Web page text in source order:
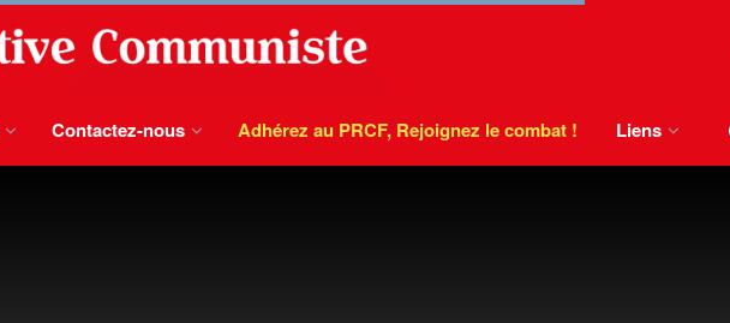
Contactez-nous Adhérez au PRCF, Rejoignez le combat ! Liens